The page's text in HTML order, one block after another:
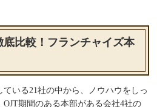
底比較！フランチャイズ本
いる21社の中から、ノウハウをしっ
期間のある本部がある会社4社の